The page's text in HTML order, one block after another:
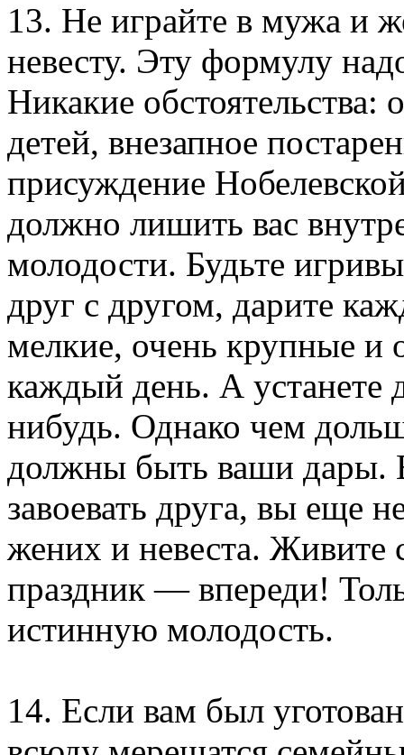
13. Не играйте в мужа и
невесту. Эту формулу
Никакие обстоятельства:
детей, внезапное
присуждение
должно лишить вас
молодости. Будьте
друг с другом, дарите
мелкие, очень крупные и
каждый день. А устанете
нибудь. Однако чем
должны быть ваши дары.
завоевать друга, вы еще
жених и невеста.
праздник — впереди!
истинную молодость.
14. Если вам был